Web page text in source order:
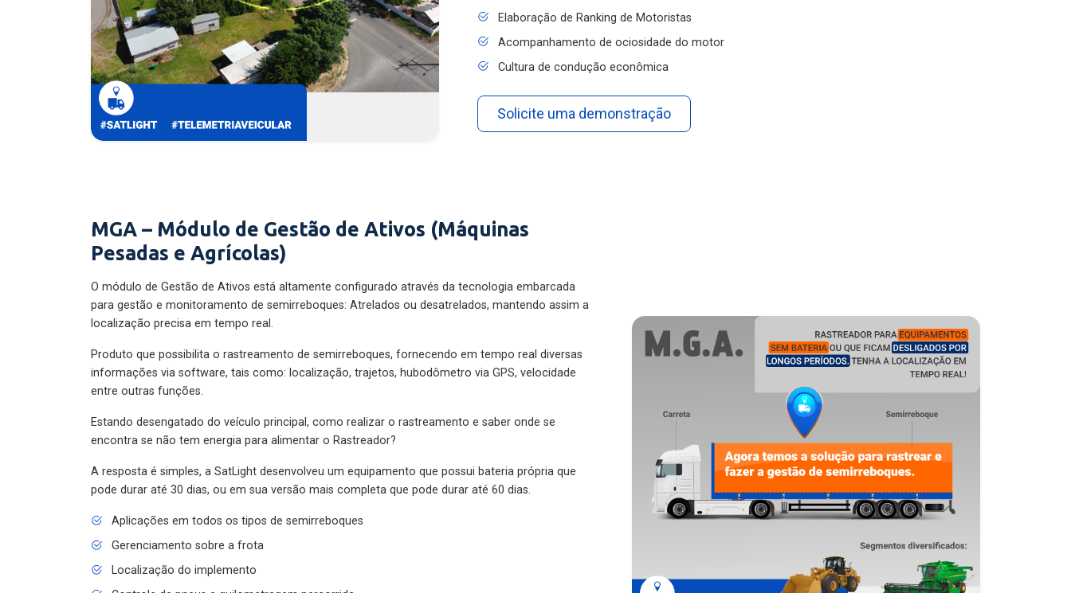
Elaboração de Ranking de Motoristas
Acompanhamento de ociosidade do motor
Cultura de condução econômica
Solicite uma demonstração
MGA – Módulo de Gestão de Ativos (Máquinas
Pesadas e Agrícolas)
O módulo de Gestão de Ativos está altamente configurado através da tecnologia embarcada
para gestão e monitoramento de semirreboques: Atrelados ou desatrelados, mantendo assim a
localização precisa em tempo real.
Produto que possibilita o rastreamento de semirreboques, fornecendo em tempo real diversas
informações via software, tais como: localização, trajetos, hubodômetro via GPS, velocidade
entre outras funções.
Estando desengatado do veículo principal, como realizar o rastreamento e saber onde se
encontra se não tem energia para alimentar o Rastreador?
A resposta é simples, a SatLight desenvolveu um equipamento que possui bateria própria que
pode durar até 30 dias, ou em sua versão mais completa que pode durar até 60 dias.
Aplicações em todos os tipos de semirreboques
Gerenciamento sobre a frota
Localização do implemento
Controle de pneus e quilometragem percorrida